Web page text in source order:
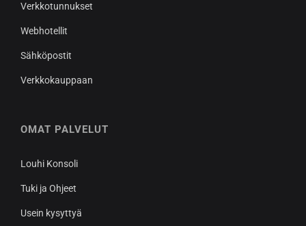
Verkkotunnukset
Webhotellit
Sähköpostit
Verkkokauppaan
OMAT PALVELUT
Louhi Konsoli
Tuki ja Ohjeet
Usein kysyttyä